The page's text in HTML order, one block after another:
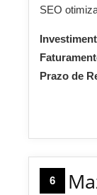
SEO
Prazo de
6